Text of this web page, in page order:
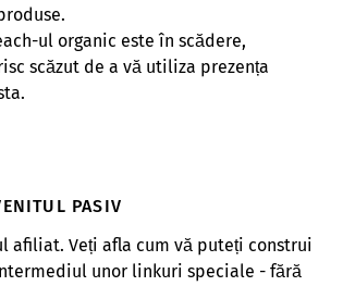
ul organic este în scădere,
scăzut de a vă utiliza prezența
PASIV
afiliat. Veți afla cum vă puteți construi
unor linkuri speciale - fără